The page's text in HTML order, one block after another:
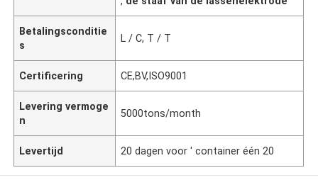
Betalingsconditie
s
L / C, T / T
Certificering CE,BV,ISO9001
Levering vermoge
n
5000tons/month
Levertijd 20 dagen voor ' container één 20